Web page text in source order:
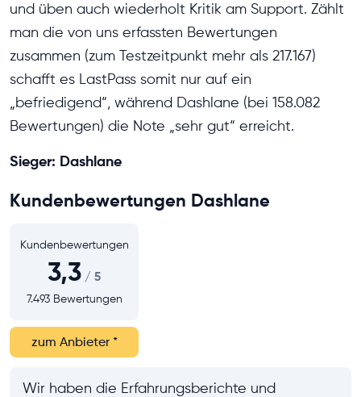
und üben auch wiederholt Kritik am Support. Zählt
man die von uns erfassten Bewertungen
zusammen (zum Testzeitpunkt mehr als 217.167)
schafft es LastPass somit nur auf ein
„befriedigend“, während Dashlane (bei 158.082
Bewertungen) die Note „sehr gut“ erreicht.
Sieger: Dashlane
Kundenbewertungen Dashlane
Kundenbewertungen
3,3 / 5
7.493 Bewertungen
zum Anbieter*
Wir haben die Erfahrungsberichte und